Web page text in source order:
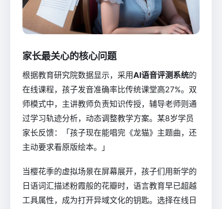
家长最关心的核心问题
根据教育研究院数据显示，采用AI语音评测系统的
在线课程，孩子发音准确率比传统课堂高27%。双
师模式中，主讲教师负责知识传授，辅导老师则通
过学习轨迹分析，动态调整教学方案。某8岁学员
家长反馈：「孩子现在能唱完《龙猫》主题曲，还
主动要求看原版绘本。」
当樱花季的虚拟场景在屏幕展开，孩子们用新学的
日语词汇描述粉霞般的花瓣时，语言教育早已超越
工具属性，成为打开异域文化的钥匙。选择在线日